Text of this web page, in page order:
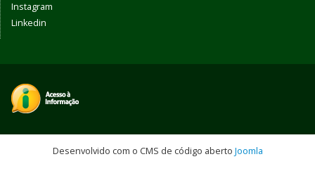
Instagram
Linkedin
Desenvolvido com o CMS de código aberto Joomla